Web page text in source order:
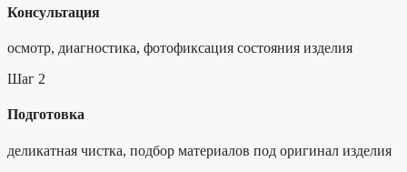
Консультация
осмотр, диагностика, фотофиксация состояния изделия
Шаг 2
Подготовка
деликатная чистка, подбор материалов под оригинал изделия